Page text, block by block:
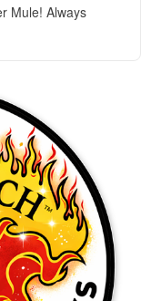
Mule! Always